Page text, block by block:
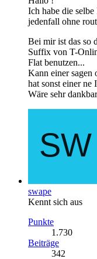
Ich habe die
jedenfall ohne
Bei mir ist das so
Suffix von T-
Flat benutzen...
Kann einer sagen
hat sonst einer ne
Wäre sehr
swape
Kennt sich aus
Punkte
1.730
Beiträge
342